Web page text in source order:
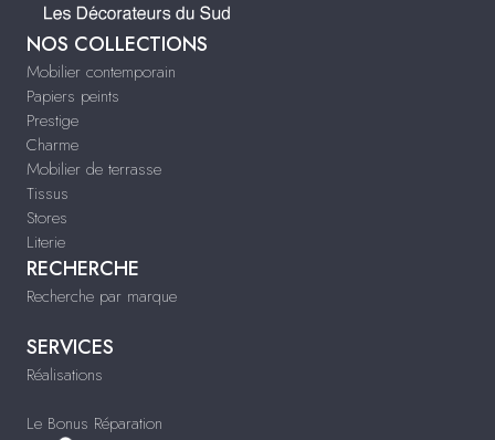
NOS COLLECTIONS
Mobilier contemporain
Papiers peints
Prestige
Charme
Mobilier de terrasse
Tissus
Stores
Literie
RECHERCHE
Recherche par marque
SERVICES
Réalisations
Le Bonus Réparation